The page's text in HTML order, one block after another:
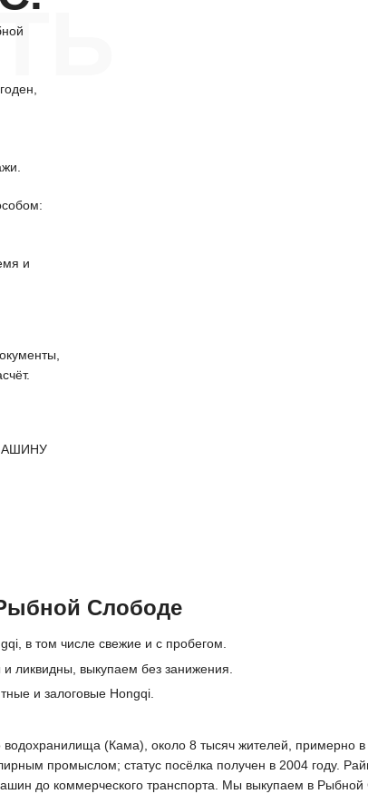
и
Слободе
в том числе свежие и с пробегом.
ликвидны, выкупаем без занижения.
и залоговые Hongqi.
(Кама), около 8 тысяч жителей, примерно в
промыслом; статус посёлка получен в 2004 году.
до коммерческого транспорта. Мы выкупаем в Рыбной